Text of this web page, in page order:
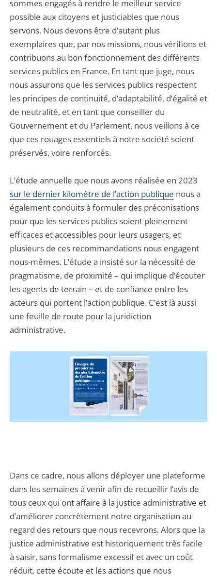
sommes engagés à rendre le meilleur service
possible aux citoyens et justiciables que nous
servons. Nous devons être d’autant plus
exemplaires que, par nos missions, nous vérifions et
contribuons au bon fonctionnement des différents
services publics en France. En tant que juge, nous
nous assurons que les services publics respectent
les principes de continuité, d’adaptabilité, d’égalité et
de neutralité, et en tant que conseiller du
Gouvernement et du Parlement, nous veillons à ce
que ces rouages essentiels à notre société soient
préservés, voire renforcés.
L’étude annuelle que nous avons réalisée en 2023
sur le dernier kilomètre de l’action publique nous a
également conduits à formuler des préconisations
pour que les services publics soient pleinement
efficaces et accessibles pour leurs usagers, et
plusieurs de ces recommandations nous engagent
nous-mêmes. L’étude a insisté sur la nécessité de
pragmatisme, de proximité – qui implique d’écouter
les agents de terrain – et de confiance entre les
acteurs qui portent l’action publique. C’est là aussi
une feuille de route pour la juridiction
administrative.
Dans ce cadre, nous allons déployer une plateforme
dans les semaines à venir afin de recueillir l’avis de
tous ceux qui ont affaire à la justice administrative et
d’améliorer concrètement notre organisation au
regard des retours que nous recevrons. Alors que la
justice administrative est historiquement très facile
à saisir, sans formalisme excessif et avec un coût
réduit, cette écoute et les actions que nous